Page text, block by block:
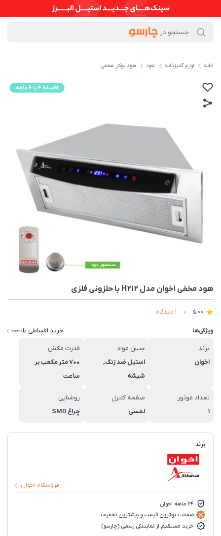
خانه لوازم آشپزخانه هود ھود توکار مخفی
هود مخفی اخوان مدل H212 با حلزونی فلزی
5.00 1 دیدگاه
ویژگی‌ها خرید اقساطی با
برند
اخوان
جنس مواد
استیل ضد زنگ,
شیشه
قدرت مکش
700 متر مکعب بر
ساعت
تعداد موتور
1
صفحه کنترل
لمسی
روشنایی
چراغ SMD
برند
فروشگاه اخوان
۲۴ ماهه اخوان
ضمانت بهترین قیمت و بیشترین تخفیف
خرید مستقیم از نمایندگی رسمی (چارسو)